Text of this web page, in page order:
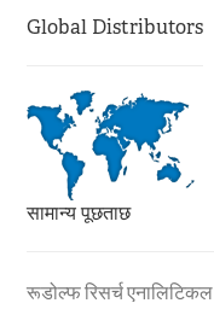
Global Distributors
सामान्य पूछताछ
रूडोल्फ रिसर्च एनालिटिकल